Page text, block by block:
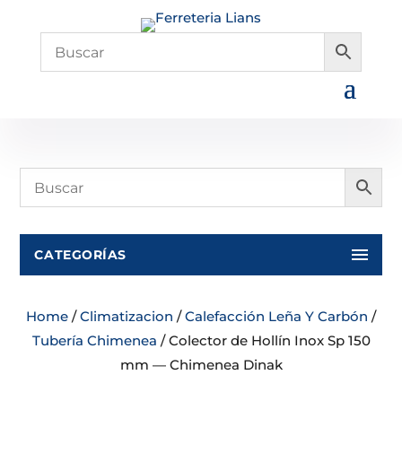
CATEGORÍAS
Home /Climatizacion /Calefacción Leña Y Carbón /
Tubería Chimenea / Colector de Hollín Inox Sp 150
mm — Chimenea Dinak